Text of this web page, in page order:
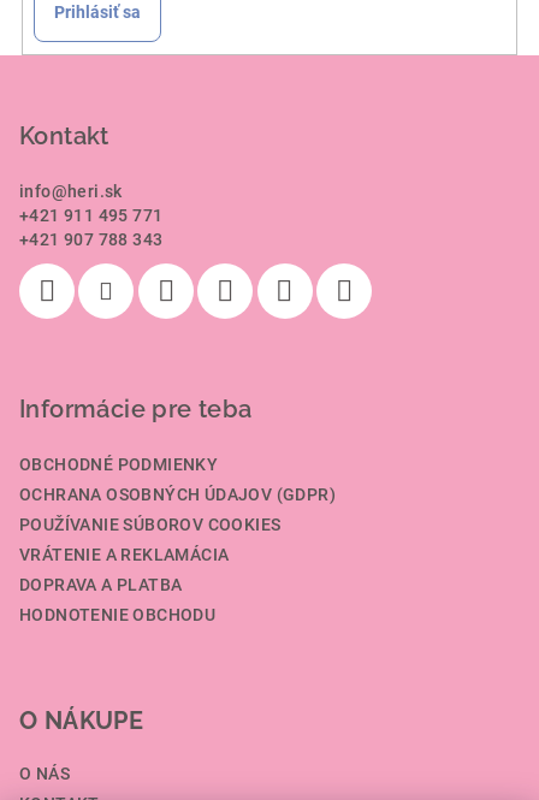
Prihlásiť sa
Kontakt
info@heri.sk
+421 911 495 771
+421 907 788 343
Informácie pre teba
OBCHODNÉ PODMIENKY
OCHRANA OSOBNÝCH ÚDAJOV (GDPR)
POUŽÍVANIE SÚBOROV COOKIES
VRÁTENIE A REKLAMÁCIA
DOPRAVA A PLATBA
HODNOTENIE OBCHODU
O NÁKUPE
O NÁS